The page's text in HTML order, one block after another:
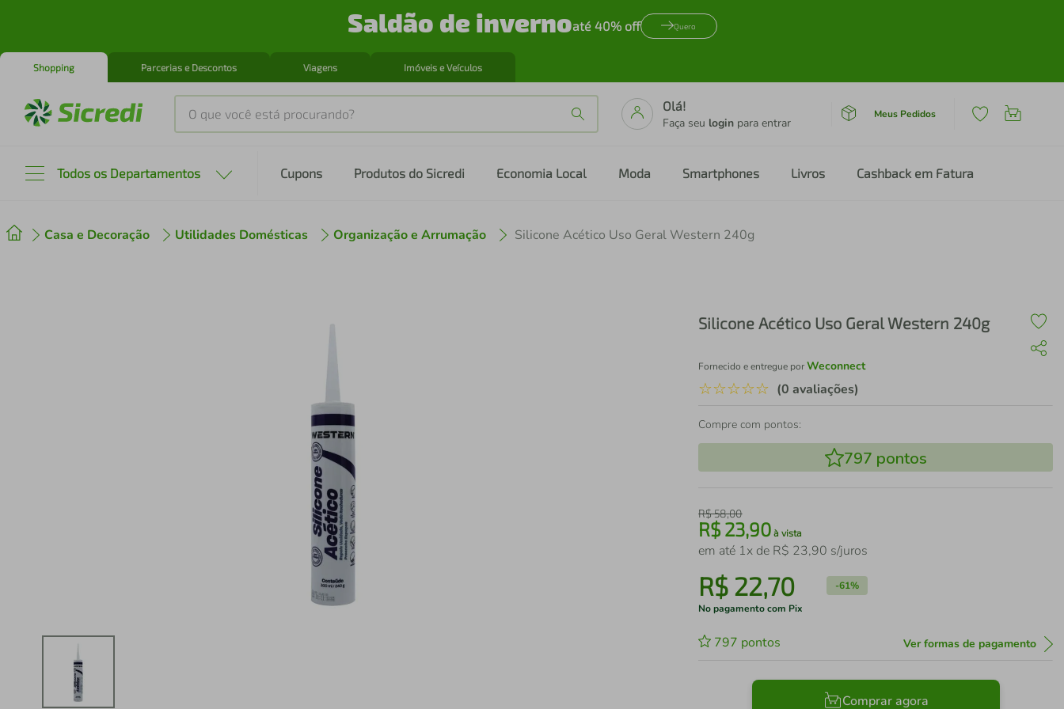
Saldão de invernoaté 40% off Quero
Shopping Parcerias e Descontos Viagens Imóveis e Veículos
O que você está procurando?
Olá!
Faça seu login para entrar
Meus Pedidos
Todos os Departamentos Cupons Produtos do Sicredi Economia Local Moda Smartphones Livros Cashback em Fatura
Casa e Decoração Utilidades Domésticas Organização e Arrumação Silicone Acético Uso Geral Western 240g
Silicone Acético Uso Geral Western 240g
Fornecido e entregue porWeconnect
☆☆☆☆☆ (0 avaliações)
Compre com pontos:
797 pontos
R$58,00
R$23,90 à vista
em até 1x de R$ 23,90 s/juros
R$ 22,70 -61%
No pagamento com Pix
797 pontos Ver formas de pagamento
Comprar agora
º cafeteira